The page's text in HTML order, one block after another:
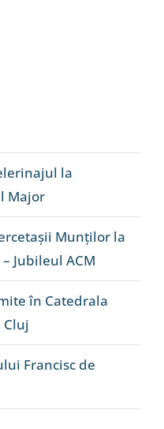
la
Major
Munților la
Jubileul ACM
în Catedrala
Cluj
Francisc de